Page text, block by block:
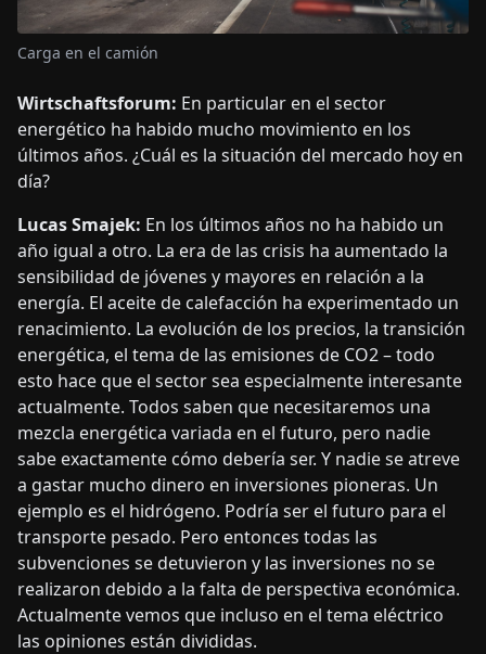
Carga en el camión
Wirtschaftsforum: En particular en el sector
energético ha habido mucho movimiento en los
últimos años. ¿Cuál es la situación del mercado hoy en
día?
Lucas Smajek: En los últimos años no ha habido un
año igual a otro. La era de las crisis ha aumentado la
sensibilidad de jóvenes y mayores en relación a la
energía. El aceite de calefacción ha experimentado un
renacimiento. La evolución de los precios, la transición
energética, el tema de las emisiones de CO2 – todo
esto hace que el sector sea especialmente interesante
actualmente. Todos saben que necesitaremos una
mezcla energética variada en el futuro, pero nadie
sabe exactamente cómo debería ser. Y nadie se atreve
a gastar mucho dinero en inversiones pioneras. Un
ejemplo es el hidrógeno. Podría ser el futuro para el
transporte pesado. Pero entonces todas las
subvenciones se detuvieron y las inversiones no se
realizaron debido a la falta de perspectiva económica.
Actualmente vemos que incluso en el tema eléctrico
las opiniones están divididas.